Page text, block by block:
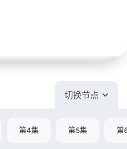
切换节点
第4集 第5集 第